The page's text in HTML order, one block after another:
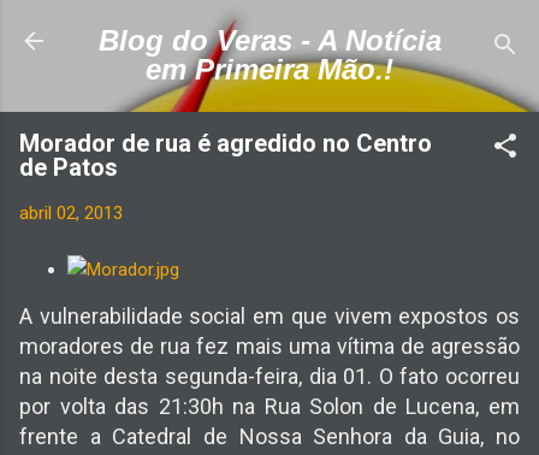
Pular para o conteúdo principal
Blog do Veras - A Notícia
em Primeira Mão.!
Morador de rua é agredido no Centro
de Patos
abril 02, 2013
A vulnerabilidade social em que vivem expostos os
moradores de rua fez mais uma vítima de agressão
na noite desta segunda-feira, dia 01. O fato ocorreu
por volta das 21:30h na Rua Solon de Lucena, em
frente a Catedral de Nossa Senhora da Guia, no